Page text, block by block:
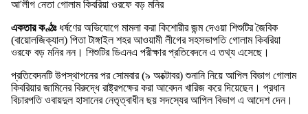
আ'লীগ নেতা গোলাম কিবরিয়া ওরফে বড় মনির
একতার কণ্ঠঃধর্ষণের অভিযোগে মামলা করা কিশোরীর জন্ম দেওয়া শিশুটির জৈবিক
(বায়োলজিক্যাল) পিতা টাঙ্গাইল শহর আওয়ামী লীগের সহসভাপতি গোলাম কিবরিয়া
ওরফে বড় মনির নন। শিশুটির ডিএনএ পরীক্ষার প্রতিবেদনে এ তথ্য এসেছে।
প্রতিবেদনটি উপস্থাপনের পর সোমবার (৯ অক্টোবর) শুনানি নিয়ে আপিল বিভাগ গোলাম
কিবরিয়ার জামিনের বিরুদ্ধে রাষ্ট্রপক্ষের করা আবেদন খারিজ করে দিয়েছেন। প্রধান
বিচারপতি ওবায়দুল হাসানের নেতৃত্বাধীন ছয় সদস্যের আপিল বিভাগ এ আদেশ দেন।